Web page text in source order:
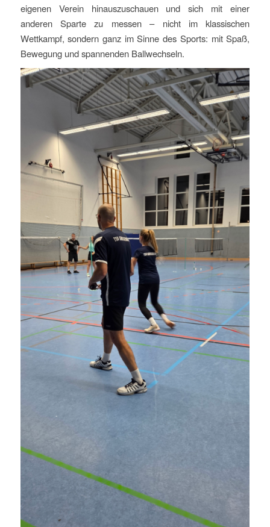
eigenen Verein hinauszuschauen und sich mit einer
anderen Sparte zu messen – nicht im klassischen
Wettkampf, sondern ganz im Sinne des Sports: mit Spaß,
Bewegung und spannenden Ballwechseln.